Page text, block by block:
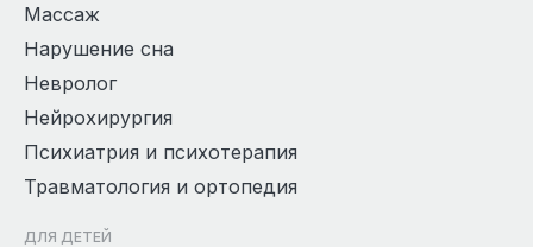
Массаж
Нарушение сна
Невролог
Нейрохирургия
Психиатрия и психотерапия
Травматология и ортопедия
ДЛЯ ДЕТЕЙ